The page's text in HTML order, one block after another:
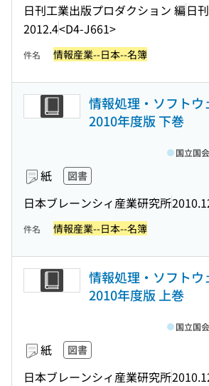
日刊工業出版プロダクション 編日
2012.4<D4-J661>
件名 情報産業--日本--名簿
情報処理・ソフトウ
2010年度版 下巻
紙 図書
日本ブレーンシィ産業研究所
国立国
件名 情報産業--日本--名簿
情報処理・ソフトウ
2010年度版 上巻
紙 図書
日本ブレーンシィ産業研究所
国立国